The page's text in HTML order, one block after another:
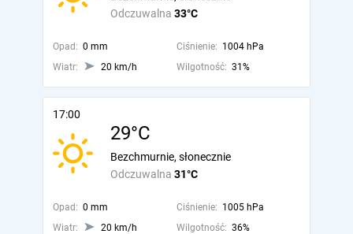
Odczuwalna 33°C
Opad: 0 mm Ciśnienie: 1004 hPa
Wiatr:
20 km/h Wilgotność: 31%
17:00
29°C
Odczuwalna 31°C
Bezchmurnie, słonecznie
Opad: 0 mm Ciśnienie: 1005 hPa
Wiatr:
20 km/h Wilgotność: 36%